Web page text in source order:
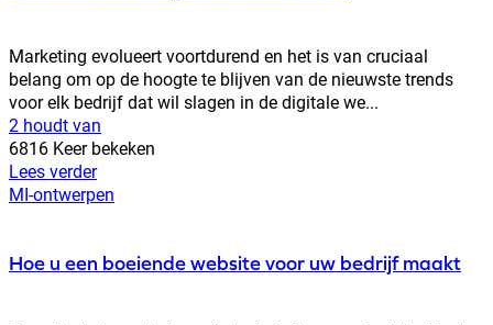
Marketing evolueert voortdurend en het is van cruciaal
belang om op de hoogte te blijven van de nieuwste trends
voor elk bedrijf dat wil slagen in de digitale we...
2 houdt van
6816 Keer bekeken
Lees verder
MI-ontwerpen
Hoe u een boeiende website voor uw bedrijf maakt